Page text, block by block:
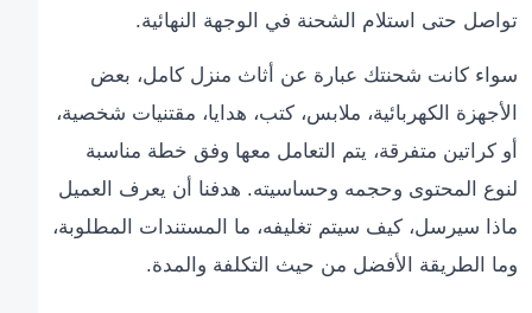
تواصل حتى استلام الشحنة في الوجهة النهائية.
سواء كانت شحنتك عبارة عن أثاث منزل كامل، بعض
الأجهزة الكهربائية، ملابس، كتب، هدايا، مقتنيات شخصية،
أو كراتين متفرقة، يتم التعامل معها وفق خطة مناسبة
لنوع المحتوى وحجمه وحساسيته. هدفنا أن يعرف العميل
ماذا سيرسل، كيف سيتم تغليفه، ما المستندات المطلوبة،
وما الطريقة الأفضل من حيث التكلفة والمدة.